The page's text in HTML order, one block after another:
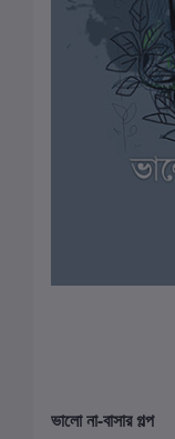
ভালো না-বাসার গল্প